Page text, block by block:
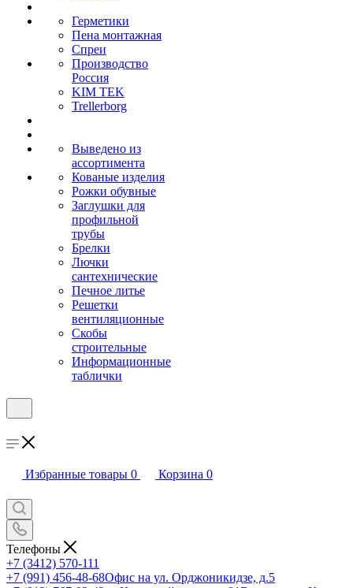
Герметики
Пена монтажная
Спреи
Производство
Россия
KIM TEK
Trellerborg
Выведено из
ассортимента
Кованые изделия
Рожки обувные
Заглушки для
профильной
трубы
Брелки
Лючки
сантехнические
Печное литье
Решетки
вентиляционные
Скобы
строительные
Информационные
таблички
Избранные товары 0 Корзина 0
Телефоны
+7 (3412) 570-111
+7 (991) 456-48-68Офис на ул. Орджоникидзе, д.5